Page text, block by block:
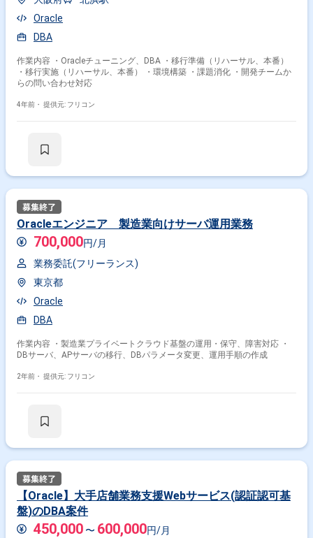
Oracle
DBA
作業内容 ・Oracleチューニング、DBA ・移行準備（リハーサル、本番）
・移行実施（リハーサル、本番） ・環境構築 ・課題消化 ・開発チームか
らの問い合わせ対応
4年前・ 提供元: フリコン
Oracleエンジニア 製造業向けサーバ運用業務
700,000円/月
業務委託(フリーランス)
東京都
Oracle
DBA
作業内容 ・製造業プライベートクラウド基盤の運用・保守、障害対応 ・
DBサーバ、APサーバの移行、DBパラメータ変更、運用手順の作成
2年前・ 提供元: フリコン
【Oracle】大手店舗業務支援Webサービス(認証認可基
盤)のDBA案件
450,000 〜 600,000円/月
掛け合わせ条件で絞り込む
職種で絞り込む
Oracle × インフラエンジニア
Oracle × サーバーエンジニア
業界で絞り込む
Oracle × メーカー Oracle × 証券
Oracle × 物流
Oracle × 小売